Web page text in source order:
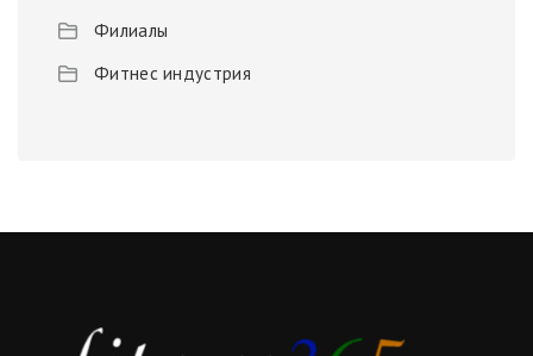
Филиалы
Фитнес индустрия